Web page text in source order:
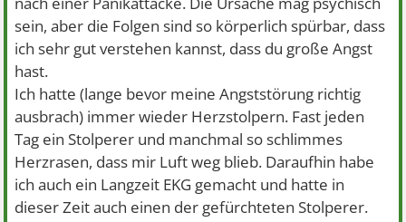
sein, aber die Folgen sind so körperlich spürbar, dass
ich sehr gut verstehen kannst, dass du große Angst
hast.
Ich hatte (lange bevor meine Angststörung richtig
ausbrach) immer wieder Herzstolpern. Fast jeden
Tag ein Stolperer und manchmal so schlimmes
Herzrasen, dass mir Luft weg blieb. Daraufhin habe
ich auch ein Langzeit EKG gemacht und hatte in
dieser Zeit auch einen der gefürchteten Stolperer.